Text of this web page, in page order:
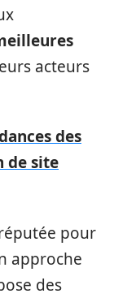
acteurs
des
de site
pour
approche
des